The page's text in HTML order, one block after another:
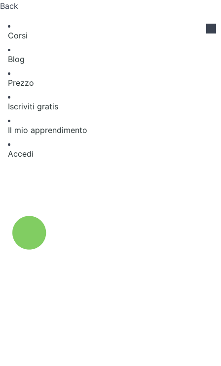
Back
Corsi
Blog
Prezzo
Iscriviti gratis
Il mio apprendimento
Accedi